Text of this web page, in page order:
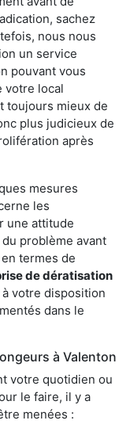
sachez
nous nous
un service
pouvant vous
votre local
toujours mieux de
plus judicieux de
après
mesures
les
une attitude
problème avant
termes de
de dératisation
votre disposition
dans le
à Valenton
votre quotidien ou
le faire, il y a
menées :